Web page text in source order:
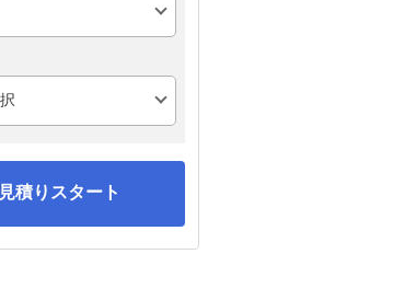
見積りスタート